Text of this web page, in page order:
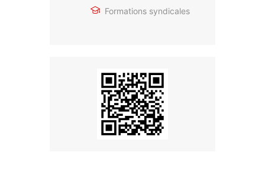
Formations syndicales